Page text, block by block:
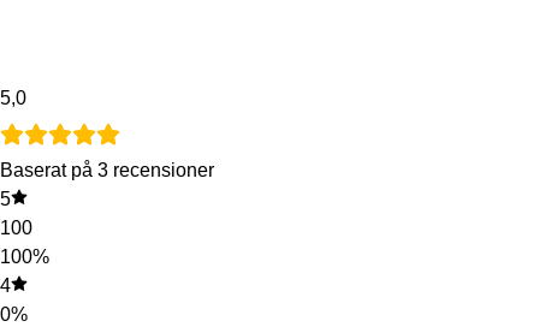
5,0
Baserat på 3 recensioner
5
100
100%
4
0%